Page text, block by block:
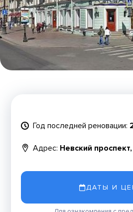
Год последней реновации:
Адрес: Невский
ДАТЫ И